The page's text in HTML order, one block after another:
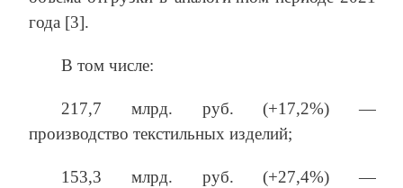
года [3].
В том числе:
217,7 млрд. руб. (+17,2%) —
производство текстильных изделий;
153,3 млрд. руб. (+27,4%) —